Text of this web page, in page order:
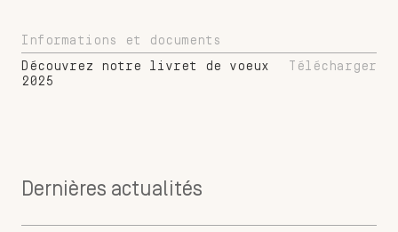
Informations et documents
Découvrez notre livret de voeux
2025
Télécharger
Dernières actualités